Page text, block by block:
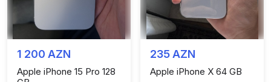
1 200 AZN
Apple iPhone 15 Pro 128
235 AZN
Apple iPhone X 64 GB